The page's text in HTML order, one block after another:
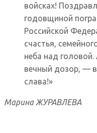
войсках!
годовщиной
Российской
счастья,
неба над
вечный дозор, —
слава!»
Марина ЖУРАВЛЕВА